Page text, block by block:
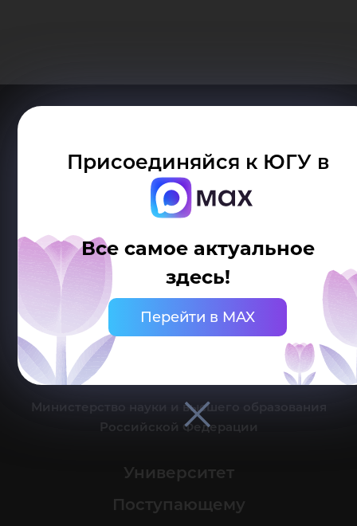
Присоединяйся к ЮГУ в
Все самое актуальное
здесь!
Перейти в MAX
Делитесь новостями об университете с хештегом #ЮГУ
Сведения об образовательной организации
г. Ханты-Мансийск, ул. Чехова, 16
Канцелярия: тел.: +7 (3467) 377-000
e-mail:
Министерство науки и высшего образования
Российской Федерации
Университет
Поступающему